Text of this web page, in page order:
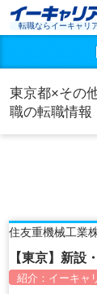
転職ならイーキャリ
東京都×その
職の転職情報
住友重機械工業
【東京】新設
紹介： イーキャ